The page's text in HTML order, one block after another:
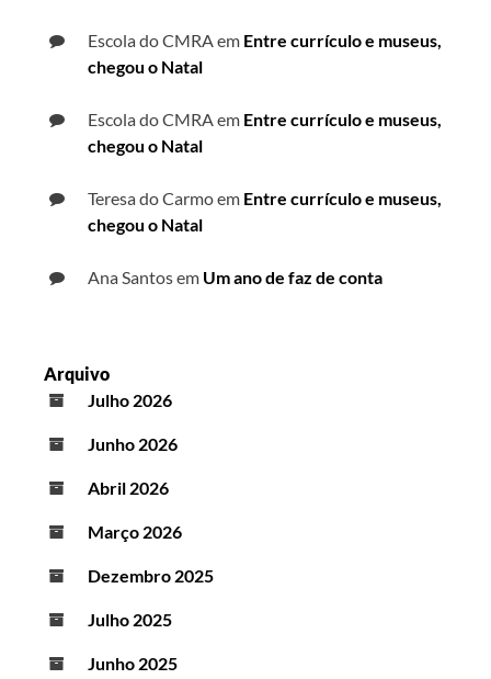
Escola do CMRA em Entre currículo e museus,
chegou o Natal
Escola do CMRA em Entre currículo e museus,
chegou o Natal
Teresa do Carmoem Entre currículo e museus,
chegou o Natal
Ana Santosem Um ano de faz de conta
Arquivo
Julho 2026
Junho 2026
Abril 2026
Março 2026
Dezembro 2025
Julho 2025
Junho 2025